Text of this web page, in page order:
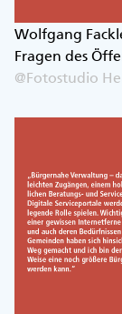
Wolfgang
Fragen des
@Fotostudio